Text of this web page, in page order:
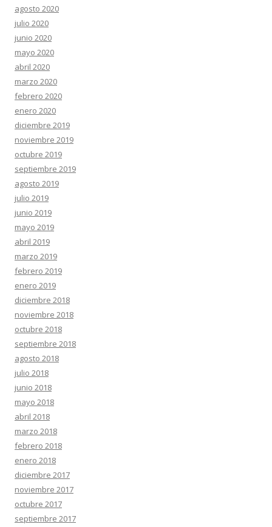
agosto 2020
julio 2020
junio 2020
mayo 2020
abril 2020
marzo 2020
febrero 2020
enero 2020
diciembre 2019
noviembre 2019
octubre 2019
septiembre 2019
agosto 2019
julio 2019
junio 2019
mayo 2019
abril 2019
marzo 2019
febrero 2019
enero 2019
diciembre 2018
noviembre 2018
octubre 2018
septiembre 2018
agosto 2018
julio 2018
junio 2018
mayo 2018
abril 2018
marzo 2018
febrero 2018
enero 2018
diciembre 2017
noviembre 2017
octubre 2017
septiembre 2017